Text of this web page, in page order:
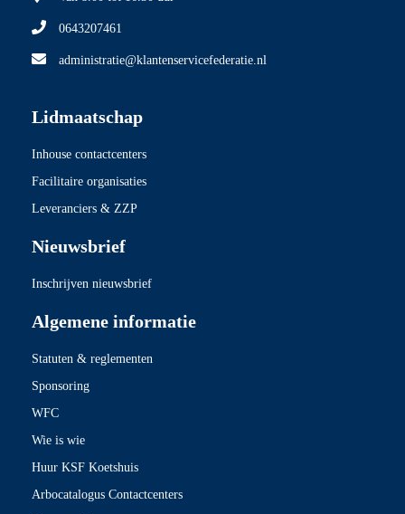
0643207461
administratie@klantenservicefederatie.nl
Lidmaatschap
Inhouse contactcenters
Facilitaire organisaties
Leveranciers & ZZP
Nieuwsbrief
Inschrijven nieuwsbrief
Algemene informatie
Statuten & reglementen
Sponsoring
WFC
Wie is wie
Huur KSF Koetshuis
Arbocatalogus Contactcenters